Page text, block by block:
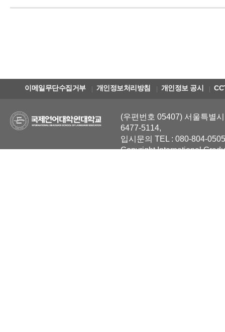
이메일무단수집거부 개인정보처리방침 개인정보 공시
(우편번호 05407) 서울특별
6477-5114,
입시문의 TEL : 080-804-
Copyright International